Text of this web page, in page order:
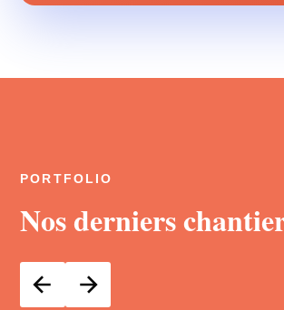
PORTFOLIO
Nos derniers